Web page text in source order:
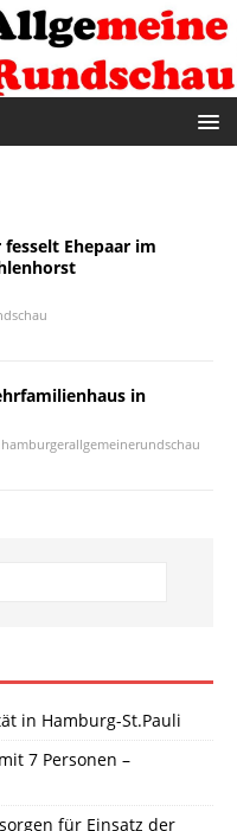
Ehepaar im
in
hamburgerallgemeinerundschau
in Hamburg-St.Pauli
7 Personen –
für Einsatz der